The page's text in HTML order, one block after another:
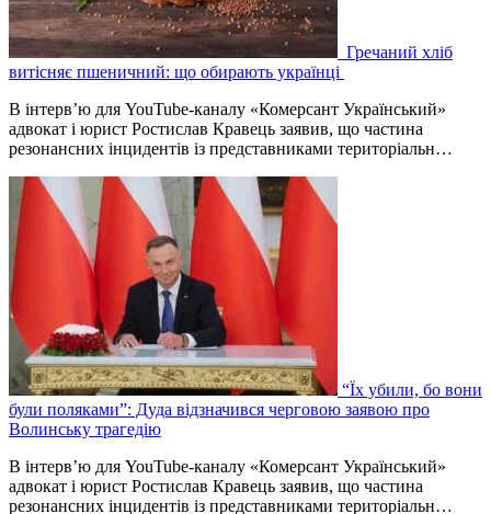
Гречаний хліб
витісняє пшеничний: що обирають українці
В інтерв’ю для YouTube-каналу «Комерсант Український»
адвокат і юрист Ростислав Кравець заявив, що частина
резонансних інцидентів із представниками територіальн…
“Їх убили, бо вони
були поляками”: Дуда відзначився черговою заявою про
Волинську трагедію
В інтерв’ю для YouTube-каналу «Комерсант Український»
адвокат і юрист Ростислав Кравець заявив, що частина
резонансних інцидентів із представниками територіальн…